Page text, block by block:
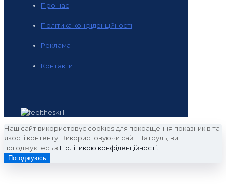
Про нас
Політика конфіденційності
Реклама
Контакти
Наш сайт використовує cookies для покращення показників та
якості контенту. Використовуючи сайт Патруль, ви
погоджуєтесь з Політикою конфіденційності
Погоджуюсь